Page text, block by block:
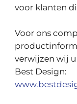
voor klanten
Voor ons
verwijzen wij
Best Design: